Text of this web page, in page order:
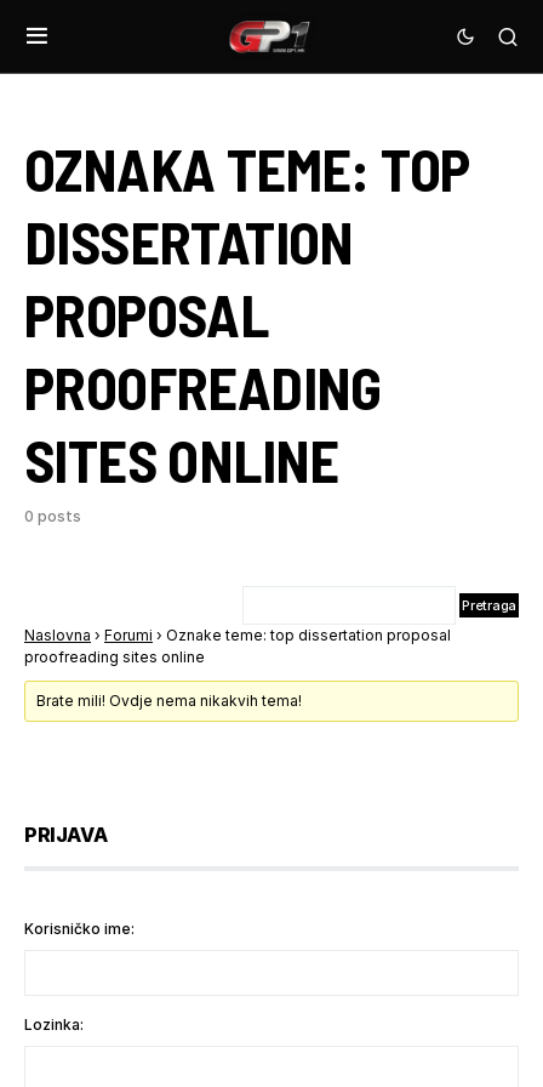
OZNAKA TEME: TOP
DISSERTATION
PROPOSAL
PROOFREADING
SITES ONLINE
0 posts
Naslovna › Forumi › Oznake teme: top dissertation proposal
proofreading sites online
Brate mili! Ovdje nema nikakvih tema!
PRIJAVA
Korisničko ime:
Lozinka: